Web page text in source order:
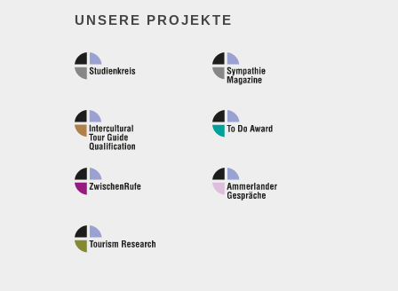
UNSERE PROJEKTE